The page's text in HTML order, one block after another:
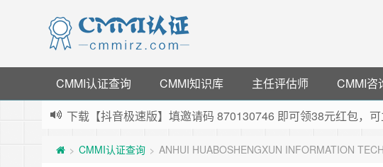
CMMI认证查询 CMMI知识库 主任评估师 CMMI咨
下载【抖音极速版】填邀请码 870130746 即可领38元红包，可
指定云产品最高¥2000元代金券（限新用户） ， 猛戳抢购阿里
> CMMI认证查询 > ANHUI HUABOSHENGXUN INFORMATION